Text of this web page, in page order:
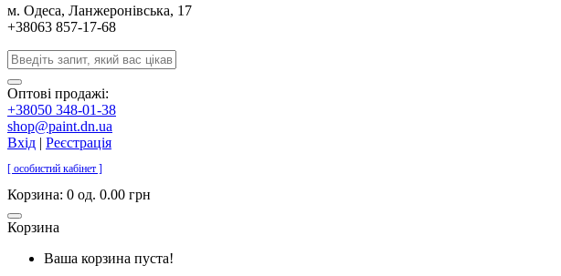
м. Одеса, Ланжеронiвська, 17
+38063 857-17-68
Оптові продажі:
+38050 348-01-38
shop@paint.dn.ua
Вхід | Реєстрація
[ особистий кабінет ]
Корзина: 0 од. 0.00 грн
Корзина
Ваша корзина пуста!